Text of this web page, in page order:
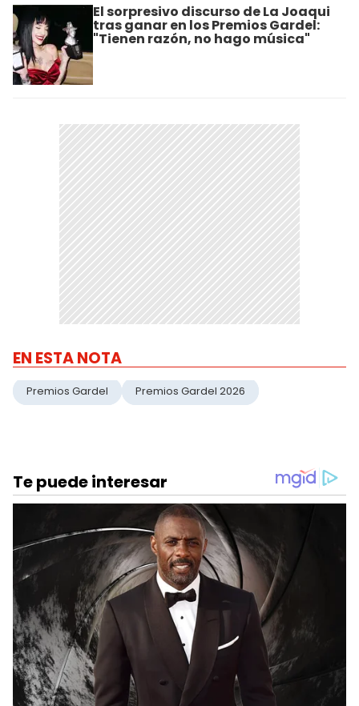
El sorpresivo discurso de La Joaqui
tras ganar en los Premios Gardel:
"Tienen razón, no hago música"
EN ESTA NOTA
Premios Gardel Premios Gardel 2026